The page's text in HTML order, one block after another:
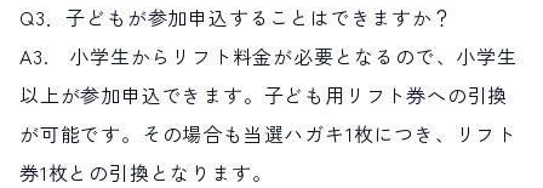
Q3．子どもが参加申込することはできますか？
A3. 小学生からリフト料金が必要となるので、小学生
以上が参加申込できます。子ども用リフト券への引換
が可能です。その場合も当選ハガキ1枚につき、リフト
券1枚との引換となります。